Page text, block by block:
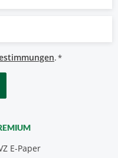
.*
E-Paper